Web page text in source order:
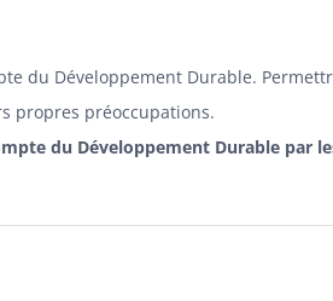
du Développement Durable.
propres préoccupations.
du Développement Durable par